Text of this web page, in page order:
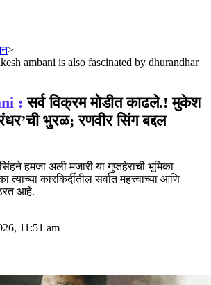
>
ambani is also fascinated by dhurandhar
: सर्व विक्रम मोडीत काढले.! मुकेश
भुरळ; रणवीर सिंग बद्दल
हमजा अली मजारी या गुप्तहेराची भूमिका
कारकिर्दीतील सर्वात महत्त्वाच्या आणि
आहे.
11:51 am